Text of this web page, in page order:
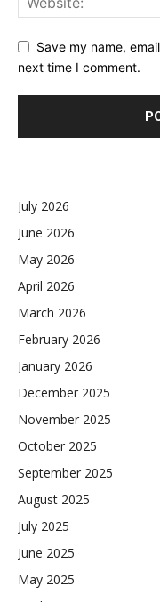
Save my name,
next time I comment.
July 2026
June 2026
May 2026
April 2026
March 2026
February 2026
January 2026
December 2025
November 2025
October 2025
September 2025
August 2025
July 2025
June 2025
May 2025